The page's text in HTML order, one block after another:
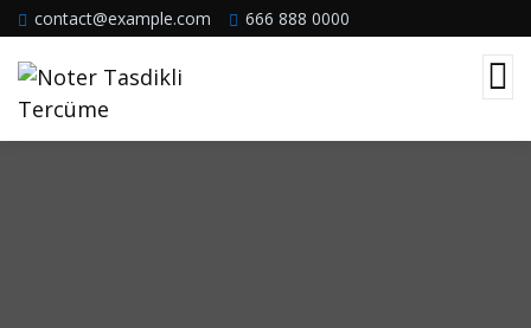
contact@example.com 666 888 0000